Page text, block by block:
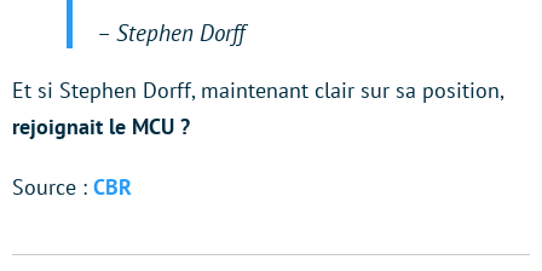
– Stephen Dorff
Et si Stephen Dorff, maintenant clair sur sa position,
rejoignait le MCU ?
Source : CBR